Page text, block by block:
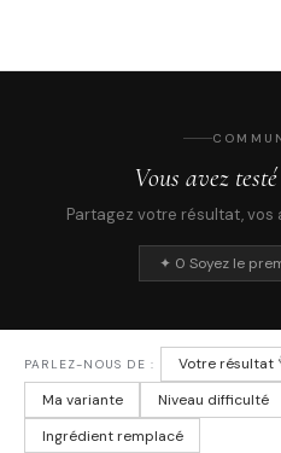
Vous avez
Partagez votre résultat,
✦ 0 Soyez le
PARLEZ-NOUS DE : Votre résultat
Ma variante
Niveau difficulté
Ingrédient remplacé